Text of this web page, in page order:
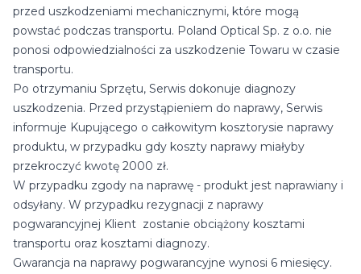
przed uszkodzeniami mechanicznymi, które mogą
powstać podczas transportu. Poland Optical Sp. z o.o. nie
ponosi odpowiedzialności za uszkodzenie Towaru w czasie
transportu.
Po otrzymaniu Sprzętu, Serwis dokonuje diagnozy
uszkodzenia. Przed przystąpieniem do naprawy, Serwis
informuje Kupującego o całkowitym kosztorysie naprawy
produktu, w przypadku gdy koszty naprawy miałyby
przekroczyć kwotę 2000 zł.
W przypadku zgody na naprawę - produkt jest naprawiany i
odsyłany. W przypadku rezygnacji z naprawy
pogwarancyjnej Klient zostanie obciążony kosztami
transportu oraz kosztami diagnozy.
Gwarancja na naprawy pogwarancyjne wynosi 6 miesięcy.